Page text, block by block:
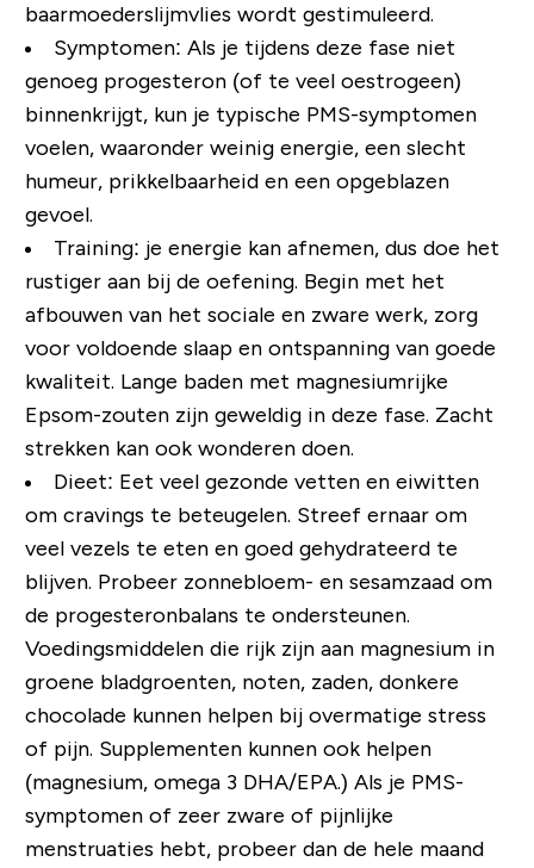
baarmoederslijmvlies wordt gestimuleerd.
Symptomen: Als je tijdens deze fase niet
genoeg progesteron (of te veel oestrogeen)
binnenkrijgt, kun je typische PMS-symptomen
voelen, waaronder weinig energie, een slecht
humeur, prikkelbaarheid en een opgeblazen
gevoel.
Training: je energie kan afnemen, dus doe het
rustiger aan bij de oefening. Begin met het
afbouwen van het sociale en zware werk, zorg
voor voldoende slaap en ontspanning van goede
kwaliteit. Lange baden met magnesiumrijke
Epsom-zouten zijn geweldig in deze fase. Zacht
strekken kan ook wonderen doen.
Dieet: Eet veel gezonde vetten en eiwitten
om cravings te beteugelen. Streef ernaar om
veel vezels te eten en goed gehydrateerd te
blijven. Probeer zonnebloem- en sesamzaad om
de progesteronbalans te ondersteunen.
Voedingsmiddelen die rijk zijn aan magnesium in
groene bladgroenten, noten, zaden, donkere
chocolade kunnen helpen bij overmatige stress
of pijn. Supplementen kunnen ook helpen
(magnesium, omega 3 DHA/EPA.) Als je PMS-
symptomen of zeer zware of pijnlijke
menstruaties hebt, probeer dan de hele maand